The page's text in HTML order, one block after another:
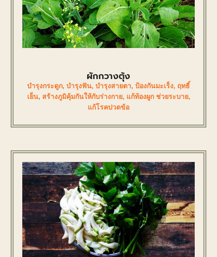
ผักกวางตุ้ง
บำรุงกระดูก, บำรุงฟัน, บำรุงสายตา, ป้องกันมะเร็ง, ฤทธิ์
เย็น, สร้างภูมิคุ้มกันให้กับร่างกาย, แก้ท้องผูก ช่วยระบาย,
แก้โรคปวดข้อ